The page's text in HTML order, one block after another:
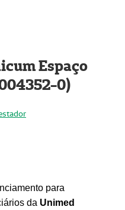
Espaço
0)
para
da Unimed